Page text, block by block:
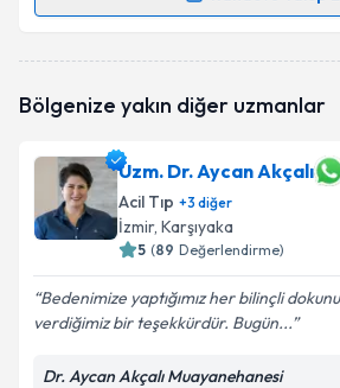
Randevu Takvimi Talebi
Size bu uzmandan randevu
E-posta Adresiniz
Kişisel verilerimin işlenmesine
Metni'ni okudum ve kişisel
Bölgenize yakın diğer uzmanlar
Uzm. Dr. Aycan Akçalı
Acil Tıp +3 diğer
İzmir, Karşıyaka
5 (89 Değerlendirme)
Bedenimize yaptığımız her bilinçli
verdiğimiz bir teşekkürdür. Bugün...
Dr. Aycan Akçalı Muayanehanesi